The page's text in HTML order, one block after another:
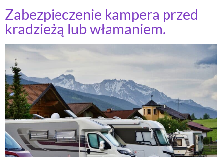
Zabezpieczenie kampera przed
kradzieżą lub włamaniem.